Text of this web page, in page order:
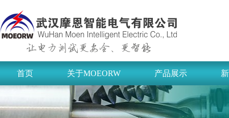
首页 关于MOEORW 产品展示